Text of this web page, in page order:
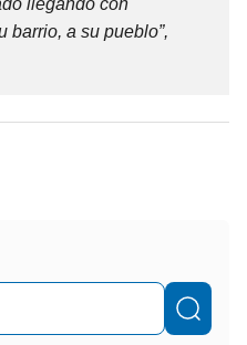
llegando con
barrio, a su pueblo”,